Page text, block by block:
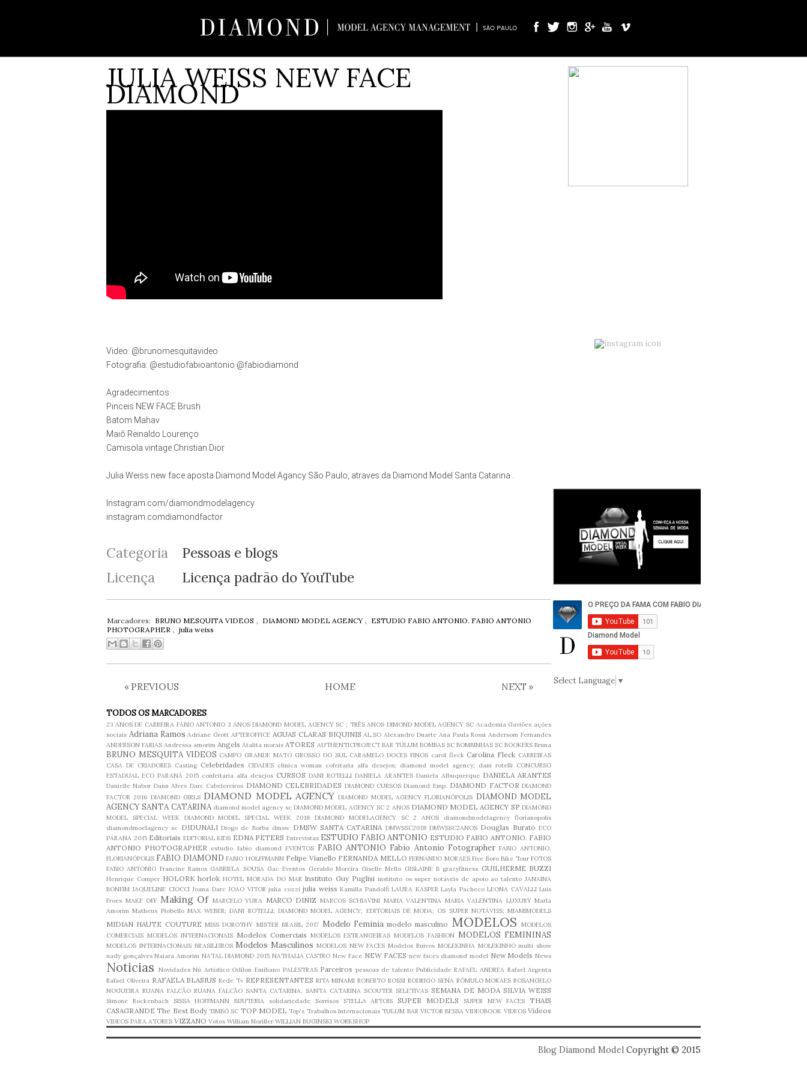
JULIA WEISS NEW FACE
DIAMOND
Video: @brunomesquitavideo
Fotografia: @estudiofabioantonio @fabiodiamond
Agradecimentos:
Pinceis NEW FACE Brush
Batom Mahav
Maiô Reinaldo Lourenço
Camisola vintage Christian Dior
Julia Weiss new face aposta Diamond Model Agancy São Paulo, atraves da Diamond Model Santa Catarina .
Instagram.com/diamondmodelagency
instagram.comdiamondfactor
Categoria
Pessoas e blogs
Licença
Licença padrão do YouTube
Marcadores: BRUNO MESQUITA VIDEOS , DIAMOND MODEL AGENCY , ESTUDIO FABIO ANTONIO. FABIO ANTONIO
PHOTOGRAPHER , julia weiss
NEXT »
« PREVIOUS HOME
TODOS OS MARCADORES
23 ANOS DE CARREIRA FABIO ANTONIO 3 ANOS DIAMOND MODEL AGENCY SC ; TRÊS ANOS DIMOND MODEL AGENCY SC Academia Gaviões ações
sociais Adriana Ramos Adriane Grott AFTEROFFICE AGUAS CLARAS BIQUINIS AL.SO Alexandro Duarte Ana Paula Rossi Andersom Fernandes
ANDERSON FARIAS Andressa amorim Angels Atalita morais ATORES AUTHENTICPROJECT BAR TULUM BOMBAS SC BOMBINHAS SC BOOKERS Bruna
BRUNO MESQUITA VIDEOS CAMPO GRANDE MATO GROSSO DO SUL CARAMELO DOCES FINOS carol fleck Carolina Fleck CARREIRAS
CASA DE CRIADORES Casting Celebridades CIDADES clinica woman cofeitaria alfa desejos; diamond model agency; dani rotelli CONCURSO
ESTADUAL ECO PARANÁ 2015 confeitaria alfa desejos CURSOS DANI ROTELLI DANIELA ARANTES Daniela Albuquerque DANIELA ARANTES
Danielle Nabor Dann Alves Darc Cabelereiros DIAMOND CELEBRIDADES DIAMOND CURSOS Diamond Emp. DIAMOND FACTOR DIAMOND
FACTOR 2016 DIAMOND GIRLS DIAMOND MODEL AGENCY DIAMOND MODEL AGENCY FLORIANÓPOLIS DIAMOND MODEL
AGENCY SANTA CATARINA diamond model agency sc DIAMOND MODEL AGENCY SC 2 ANOS DIAMOND MODEL AGENCY SP DIAMOND
MODEL SPECIAL WEEK
DIAMOND MODEL SPECIAL WEEK 2018 DIAMOND MODELAGENCY SC 2 ANOS
diamondmodelagency florianopolis
diamondmoelagency sc DIDUNALI Diogo de Borba dmsw DMSW SANTA CATARINA DMWSSC2018 DMWSSC2ANOS Douglas Burato ECO
PARANA 2015 Editoriais EDITORIAL KIDS EDNA PETERS Entrevistas ESTUDIO FABIO ANTONIO ESTUDIO FABIO ANTONIO. FABIO
ANTONIO PHOTOGRAPHER estudio fabio diamond EVENTOS FABIO ANTONIO Fabio Antonio Fotographer FABIO ANTONIO.
FLORIANÓPOLIS FABIO DIAMOND FABIO HOLFFMANN Felipe Vianello FERNANDA MELLO FERNANDO MORAES Five Boro Bike Tour FOTOS
FABIO ANTONIO Francine Ramos GABRIELA SOUSA Gac Eventos Geraldo Moreira Giselle Mello GISLAINE B grazyfitness GUILHERME BUZZI
Henrique Comper HOLORK horlok HOTEL MORADA DO MAR Instituto Guy Puglisi instituto os super notáveis de apoio ao talento JANAINA
BONFIM JAQUELINE CIOCCI Joana Darc JOAO VITOR julia cozzi julia weiss Kamilla Pandolfi LAURA KASPER Layla Pacheco LEONA CAVALLI Luis
Froes MAKE OFF Making Of MARCELO YURA MARCO DINIZ MARCOS SCHIAVINI MARIA VALENTINA MARIA VALENTINA LUXURY Marla
Amorim Matheus Piobello MAX WEBER; DANI ROTELLI; DIAMOND MODEL AGENCY; EDITORIAIS DE MODA; OS SUPER NOTÁVEIS; MIAMIMODELS
MIDIAN HAUTE COUTURE MISS DOROTHY MISTER BRASIL 2017 Modelo Feminia modelo masculino MODELOS
MODELOS
COMERCIAIS MODELOS INTERNACIONAIS Modelos Comerciais MODELOS ESTRANGEIRAS MODELOS FASHION MODELOS FEMININAS
MODELOS INTERNACIONAIS BRASILEIROS Modelos Masculinos MODELOS NEW FACES Modelos Ruivos MOLEKINHA MOLEKINHO multi show
nady gonçalves Naiara Amorim NATAL DIAMOND 2015 NATHALIA CASTRO New Face NEW FACES new faces diamond model New Models News
Noticias Novidades Nú Artistico Odilon Emiliano PALESTRAS Parceiros pessoas de talento Publicidade RAFAEL ANDREA Rafael Argenta
Rafael Oliveira RAFAELA BLASIUS Rede Tv REPRESENTANTES RITA MINAMI ROBERTO ROSSI RODRIGO SENA RÔMULO MORAES ROSANGELO
NOGUEIRA RUANA FALCÃO RUANA FALCÃO SANTA CATARINA. SANTA CATARINA SCOUTER SELETIVAS SEMANA DE MODA SILVIA WEISS
Simone Rockenbach SISSA HOFFMANN BIJUTERIA solidariedade Sorrisos STELLA ARTOIS SUPER MODELS SUPER NEW FACES
THAIS
CASAGRANDE The Best Body TIMBÓ SC TOP MODEL Top's Trabalhos Internacionais TULUM BAR VICTOR BESSA VIDEOBOOK VIDEOS Vídeos
VIDEOS PARA ATORES VIZZANO Votos William Noriller WILLIAN BUGINSKI WORKSHOP
Select Language ▼
Blog Diamond Model Copyright © 2015